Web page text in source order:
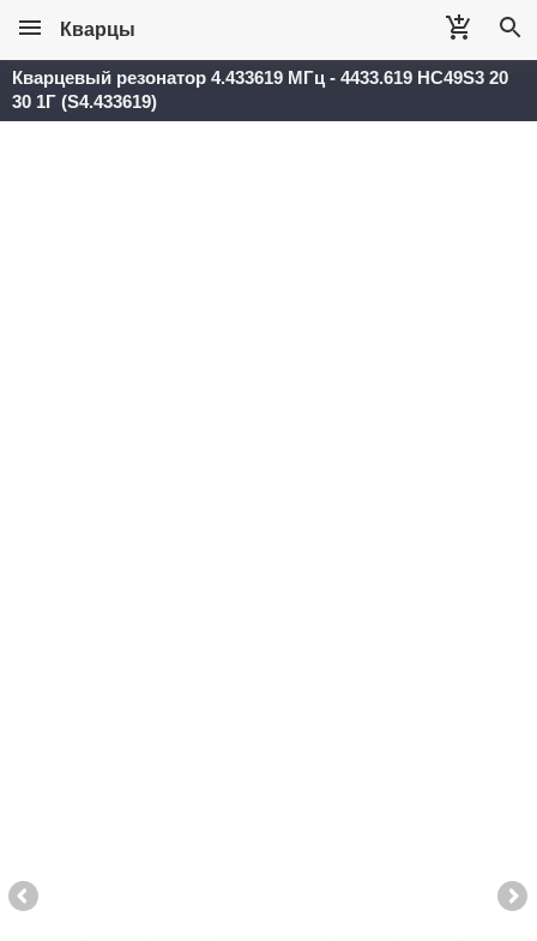
Кварцы
Кварцевый резонатор 4.433619 МГц - 4433.619 HC49S3 20
30 1Г (S4.433619)